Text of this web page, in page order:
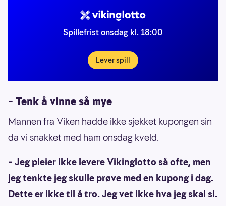
Spillefrist onsdag kl. 18:00
Lever spill
– Tenk å vinne så mye
Mannen fra Viken hadde ikke sjekket kupongen sin
da vi snakket med ham onsdag kveld.
– Jeg pleier ikke levere Vikinglotto så ofte, men
jeg tenkte jeg skulle prøve med en kupong i dag.
Dette er ikke til å tro. Jeg vet ikke hva jeg skal si.